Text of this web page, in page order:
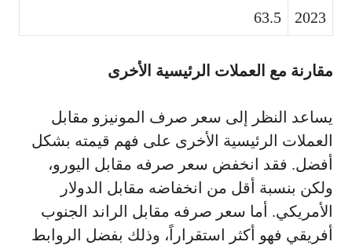
2023
63.5
مقارنة مع العملات الرئيسية الأخرى
يساعد النظر إلى سعر صرف المونيزو مقابل
العملات الرئيسية الأخرى على فهم قيمته بشكل
أفضل. فقد انخفض سعر صرفه مقابل اليورو،
ولكن بنسبة أقل من انخفاضه مقابل الدولار
الأمريكي. أما سعر صرفه مقابل الراند الجنوب
أفريقي فهو أكثر استقراراً، وذلك بفضل الروابط